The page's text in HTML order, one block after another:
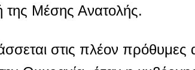
της Μέσης Ανατολής.
στις πλέον πρόθυμες